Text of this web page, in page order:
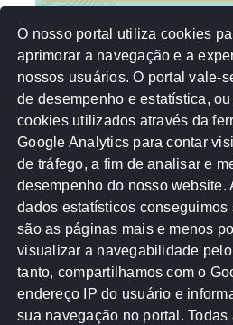
NUVEM DE TAGS
Acontece na Rede AGU
Atricon Audicom CAU-
CREA-MT Eventos
MPF Notícias PF
Receita Federal Sem
TCE-MT TCU TRE
O nosso portal utiliza cookies
aprimorar a navegação e a
nossos usuários. O portal vale-
de desempenho e estatística,
cookies utilizados através da
Google Analytics para contar
de tráfego, a fim de analisar e
desempenho do nosso website.
dados estatísticos conseguimos
são as páginas mais e menos
visualizar a navegabilidade
tanto, compartilhamos com o
endereço IP do usuário e
sua navegação no portal. Todas